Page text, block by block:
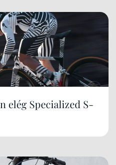
elég Specialized S-